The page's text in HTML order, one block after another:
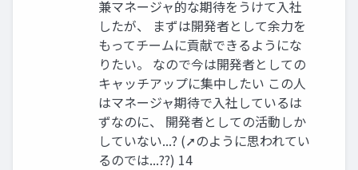
兼マネージャ的な期待をうけて入社
したが、 まずは開発者として余力を
もってチームに貢献できるようにな
りたい。 なので今は開発者としての
キャッチアップに集中したい この人
はマネージャ期待で入社しているは
ずなのに、 開発者としての活動しか
していない...? (➚のように思われてい
るのでは...??) 14